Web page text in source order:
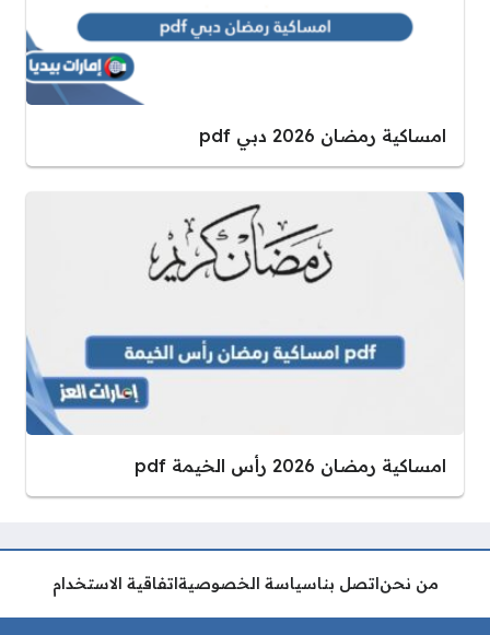
امساكية رمضان 2026 دبي pdf
امساكية رمضان 2026 رأس الخيمة pdf
من نحناتصل بناسياسة الخصوصيةاتفاقية الاستخدام